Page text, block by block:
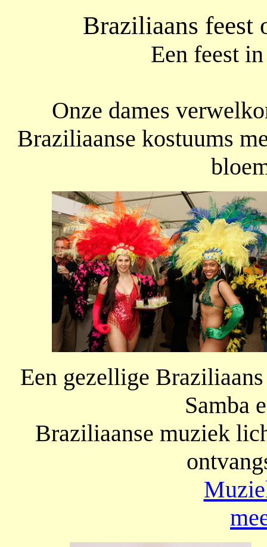
Braziliaans feest
Een feest
Onze dames
Braziliaanse kostuums
Een gezellige
Samba
Braziliaanse muziek